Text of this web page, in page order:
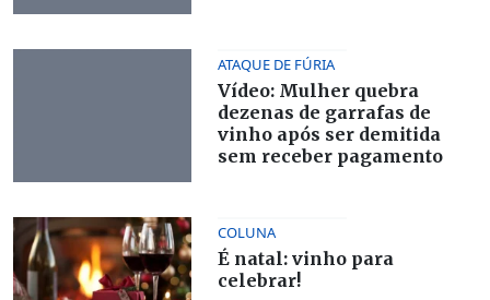
ATAQUE DE FÚRIA
Vídeo: Mulher quebra
dezenas de garrafas de
vinho após ser demitida
sem receber pagamento
COLUNA
É natal: vinho para
celebrar!